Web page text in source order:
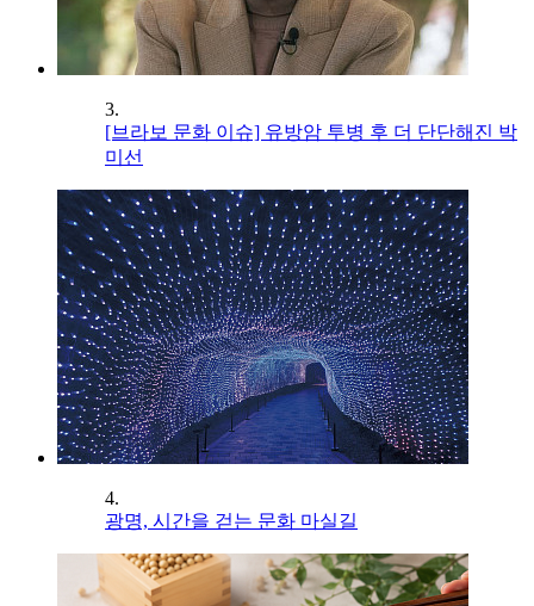
3.
[브라보 문화 이슈] 유방암 투병 후 더 단단해진 박
미선
4.
광명, 시간을 걷는 문화 마실길